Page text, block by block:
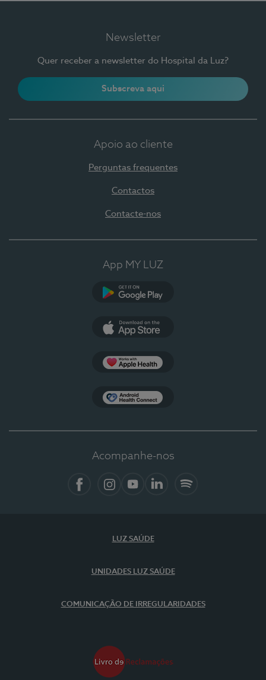
Newsletter
Quer receber a newsletter do Hospital da Luz?
Subscreva aqui
Apoio ao cliente
Perguntas frequentes
Contactos
Contacte-nos
App MY LUZ
Acompanhe-nos
LUZ SAÚDE
UNIDADES LUZ SAÚDE
COMUNICAÇÃO DE IRREGULARIDADES